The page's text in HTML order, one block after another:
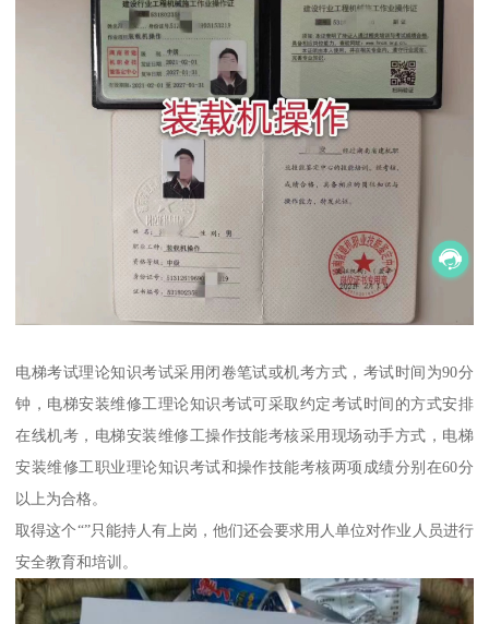
电梯考试理论知识考试采用闭卷笔试或机考方式，考试时间为90分
钟，电梯安装维修工理论知识考试可采取约定考试时间的方式安排
在线机考，电梯安装维修工操作技能考核采用现场动手方式，电梯
安装维修工职业理论知识考试和操作技能考核两项成绩分别在60分
以上为合格。
取得这个“”只能持人有上岗，他们还会要求用人单位对作业人员进行
安全教育和培训。